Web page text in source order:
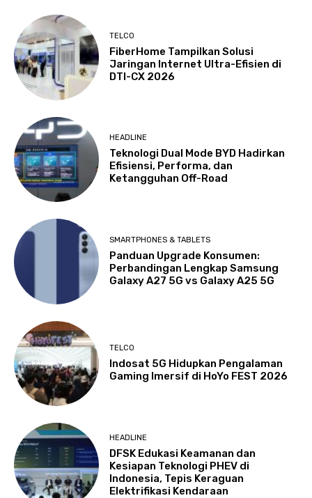
TELCO
FiberHome Tampilkan Solusi
Jaringan Internet Ultra-Efisien di
DTI-CX 2026
HEADLINE
Teknologi Dual Mode BYD Hadirkan
Efisiensi, Performa, dan
Ketangguhan Off-Road
SMARTPHONES & TABLETS
Panduan Upgrade Konsumen:
Perbandingan Lengkap Samsung
Galaxy A27 5G vs Galaxy A25 5G
TELCO
Indosat 5G Hidupkan Pengalaman
Gaming Imersif di HoYo FEST 2026
HEADLINE
DFSK Edukasi Keamanan dan
Kesiapan Teknologi PHEV di
Indonesia, Tepis Keraguan
Elektrifikasi Kendaraan